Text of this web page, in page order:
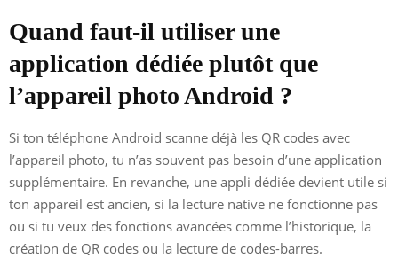
Quand faut-il utiliser une
application dédiée plutôt que
l’appareil photo Android ?
Si ton téléphone Android scanne déjà les QR codes avec
l’appareil photo, tu n’as souvent pas besoin d’une application
supplémentaire. En revanche, une appli dédiée devient utile si
ton appareil est ancien, si la lecture native ne fonctionne pas
ou si tu veux des fonctions avancées comme l’historique, la
création de QR codes ou la lecture de codes-barres.